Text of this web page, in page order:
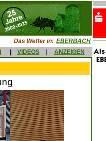
Das Wetter in: EBERBACH
VIDEOS ANZEIGEN